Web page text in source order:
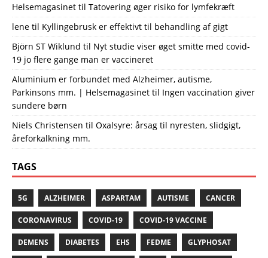
Helsemagasinet til Tatovering øger risiko for lymfekræft
lene til Kyllingebrusk er effektivt til behandling af gigt
Björn ST Wiklund til Nyt studie viser øget smitte med covid-
19 jo flere gange man er vaccineret
Aluminium er forbundet med Alzheimer, autisme,
Parkinsons mm. | Helsemagasinet til Ingen vaccination giver
sundere børn
Niels Christensen til Oxalsyre: årsag til nyresten, slidgigt,
åreforkalkning mm.
TAGS
5G ALZHEIMER ASPARTAM AUTISME CANCER
CORONAVIRUS COVID-19 COVID-19 VACCINE
DEMENS DIABETES EHS FEDME GLYPHOSAT